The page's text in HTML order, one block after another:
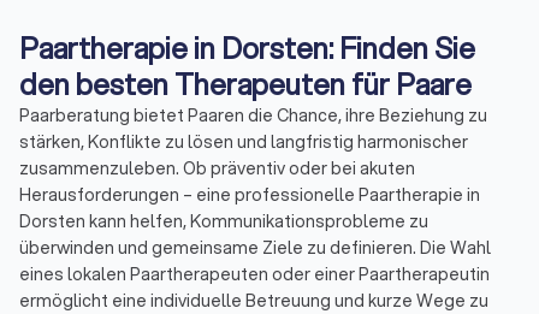
Paartherapie in Dorsten: Finden Sie
den besten Therapeuten für Paare
Paarberatung bietet Paaren die Chance, ihre Beziehung zu
stärken, Konflikte zu lösen und langfristig harmonischer
zusammenzuleben. Ob präventiv oder bei akuten
Herausforderungen – eine professionelle Paartherapie in
Dorsten kann helfen, Kommunikationsprobleme zu
überwinden und gemeinsame Ziele zu definieren. Die Wahl
eines lokalen Paartherapeuten oder einer Paartherapeutin
ermöglicht eine individuelle Betreuung und kurze Wege zu